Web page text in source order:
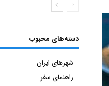
دسته‌های محبوب
شهرهای ایران
راهنمای سفر